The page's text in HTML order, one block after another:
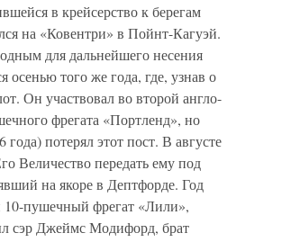
в крейсерство к берегам
на «Ковентри» в Пойнт-Кагуэй.
для дальнейшего несения
того же года, где, узнав о
Он участвовал во второй англо-
фрегата «Портленд», но
потерял этот пост. В августе
Величество передать ему под
на якоре в Дептфорде. Год
10-пушечный фрегат «Лили»,
сэр Джеймс Модифорд, брат